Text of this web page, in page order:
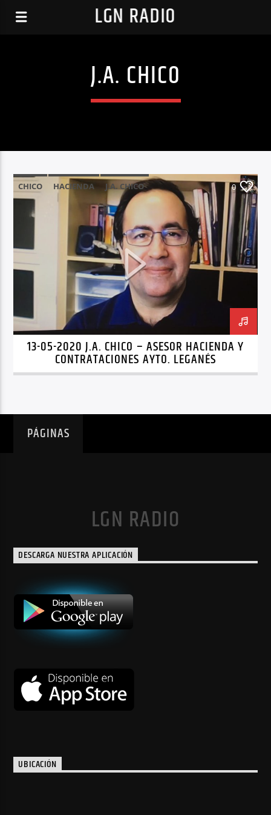
LGN RADIO
J.A. CHICO
CHICO HACIENDA J.A. CHICO 0
13-05-2020 J.A. CHICO – ASESOR HACIENDA Y
CONTRATACIONES AYTO. LEGANÉS
PÁGINAS
LGN RADIO
DESCARGA NUESTRA APLICACIÓN
UBICACIÓN